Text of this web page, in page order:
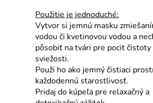
Použitie je jednoduché:
Vytvor si jemnú masku
vodou či kvetinovou vodou a
pôsobiť na tvári pre pocit čistoty
sviežosti.
Použi ho ako jemný čistiaci
každodennú starostlivosť.
Pridaj do kúpeľa pre relaxačný a